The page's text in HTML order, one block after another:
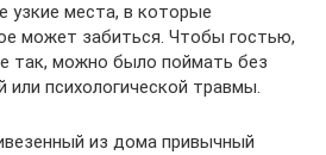
узкие места, в которые
может забиться. Чтобы гостью,
так, можно было поймать без
или психологической травмы.
из дома привычный